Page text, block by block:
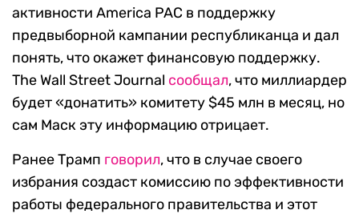
активности America PAC в поддержку
предвыборной кампании республиканца и дал
понять, что окажет финансовую поддержку.
The Wall Street Journal сообщал, что миллиардер
будет «донатить» комитету $45 млн в месяц, но
сам Маск эту информацию отрицает.
Ранее Трамп говорил, что в случае своего
избрания создаст комиссию по эффективности
работы федерального правительства и этот